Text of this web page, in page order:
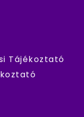
Tájékoztató